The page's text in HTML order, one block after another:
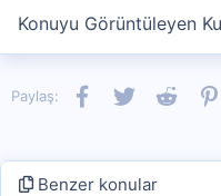
Konuyu Görüntüleyen
Paylaş: Facebook
TwitterReddit
Benzer konular